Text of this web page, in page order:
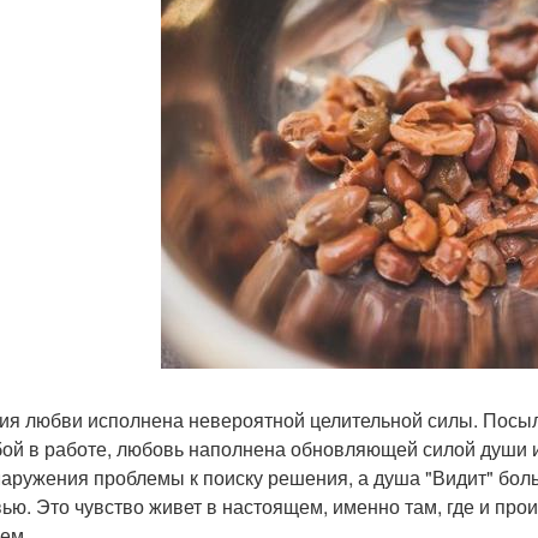
любви исполнена невероятной целительной силы.
в работе, любовь наполнена обновляющей силой
проблемы к поиску решения, а душа "Видит"
Это чувство живет в настоящем, именно там, где и